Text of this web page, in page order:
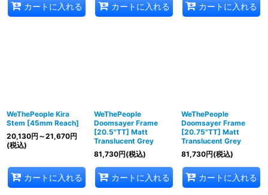
カートに入れる カートに入れる カートに入れる
WeThePeople Kira
Stem [45mm Reach]
20,130円 ～21,670円
(税込)
カートに入れる
WeThePeople
Doomsayer Frame
[20.5"TT] Matt
Translucent Grey
81,730円(税込)
カートに入れる
WeThePeople
Doomsayer Frame
[20.75"TT] Matt
Translucent Grey
81,730円(税込)
カートに入れる